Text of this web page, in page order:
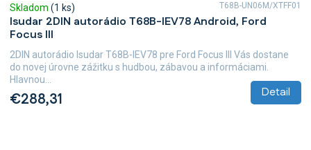
Isudar 2DIN autorádio T68B-IEV78 Android, Ford
Focus III
Skladom (1 ks)
€288,31 Detail
2DIN autorádio Isudar T68B-IEV78 pre Ford Focus III Vás dostane
do novej úrovne zážitku s hudbou, zábavou a informáciami.
Hlavnou...
T68B-UN06M/XTFF01